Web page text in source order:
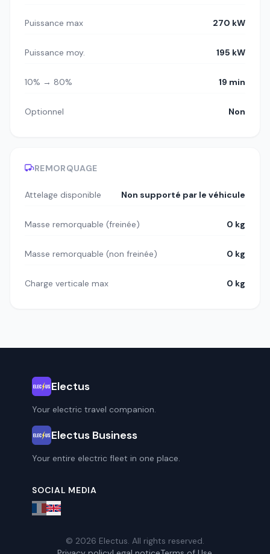
Puissance max 270 kW
Puissance moy. 195 kW
10% → 80% 19 min
Optionnel Non
REMORQUAGE
Attelage disponible Non supporté par le véhicule
Masse remorquable (freinée) 0 kg
Masse remorquable (non freinée) 0 kg
Charge verticale max 0 kg
Electus
Your electric travel companion.
Electus Business
Your entire electric fleet in one place.
SOCIAL MEDIA
© 2026 Electus. All rights reserved.